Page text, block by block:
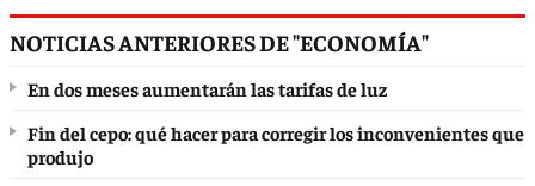
NOTICIAS ANTERIORES DE "ECONOMÍA"
En dos meses aumentarán las tarifas de luz
Fin del cepo: qué hacer para corregir los inconvenientes que
produjo